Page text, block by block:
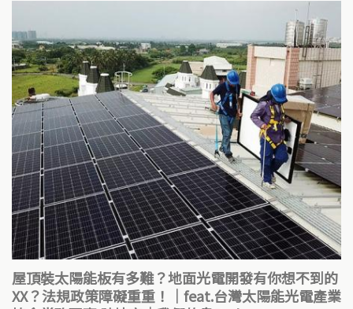
屋頂裝太陽能板有多難？地面光電開發有你想不到的
XX？法規政策障礙重重！｜feat.台灣太陽能光電產業